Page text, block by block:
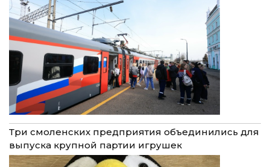
Три смоленских предприятия объединились для
выпуска крупной партии игрушек